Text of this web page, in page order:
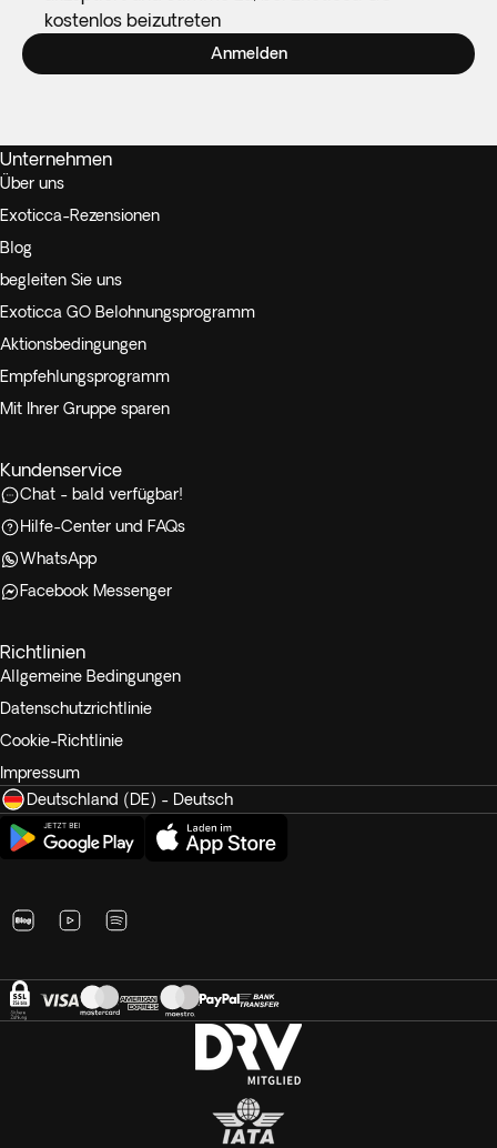
kostenlos beizutreten
Anmelden
Unternehmen
Über uns
Exoticca-Rezensionen
Blog
begleiten Sie uns
Exoticca GO Belohnungsprogramm
Aktionsbedingungen
Empfehlungsprogramm
Mit Ihrer Gruppe sparen
Kundenservice
Chat - bald verfügbar!
Hilfe-Center und FAQs
WhatsApp
Facebook Messenger
Richtlinien
Allgemeine Bedingungen
Datenschutzrichtlinie
Cookie-Richtlinie
Impressum
Deutschland (DE) - Deutsch